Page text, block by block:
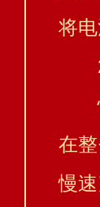
将电
在
慢